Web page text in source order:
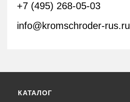
+7 (495) 268-05-03
info@kromschroder-rus.ru
КАТАЛОГ